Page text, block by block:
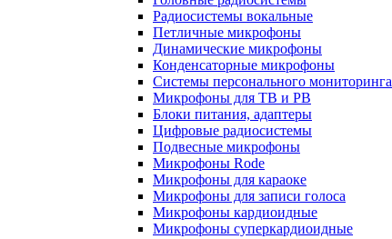
Радиосистемы вокальные
Петличные микрофоны
Динамические микрофоны
Конденсаторные микрофоны
Системы персонального мониторинга
Микрофоны для ТВ и РВ
Блоки питания, адаптеры
Цифровые радиосистемы
Подвесные микрофоны
Микрофоны Rode
Микрофоны для караоке
Микрофоны для записи голоса
Микрофоны кардиоидные
Микрофоны суперкардиоидные